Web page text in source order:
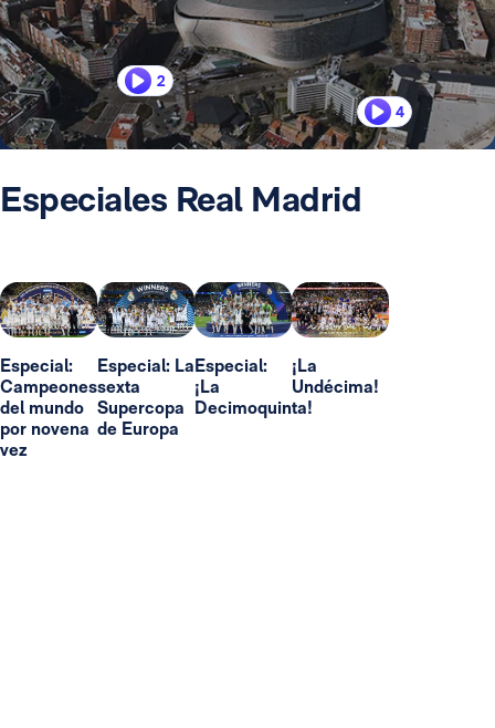
2
4
Especiales Real Madrid
Especial:
Campeones
del mundo
por novena
vez
Especial: La
sexta
Supercopa
de Europa
Especial:
¡La
Decimoquinta!
¡La
Undécima!